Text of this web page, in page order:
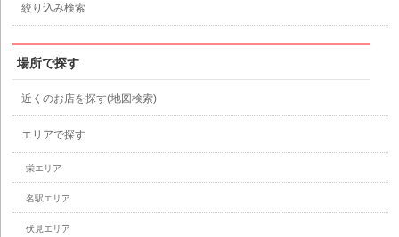
絞り込み検索
場所で探す
近くのお店を探す(地図検索)
エリアで探す
栄エリア
名駅エリア
伏見エリア